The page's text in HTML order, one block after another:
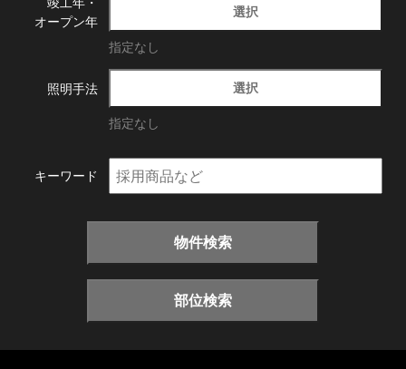
オープン年
選択
指定なし
照明手法 選択
指定なし
キーワード
物件検索
部位検索